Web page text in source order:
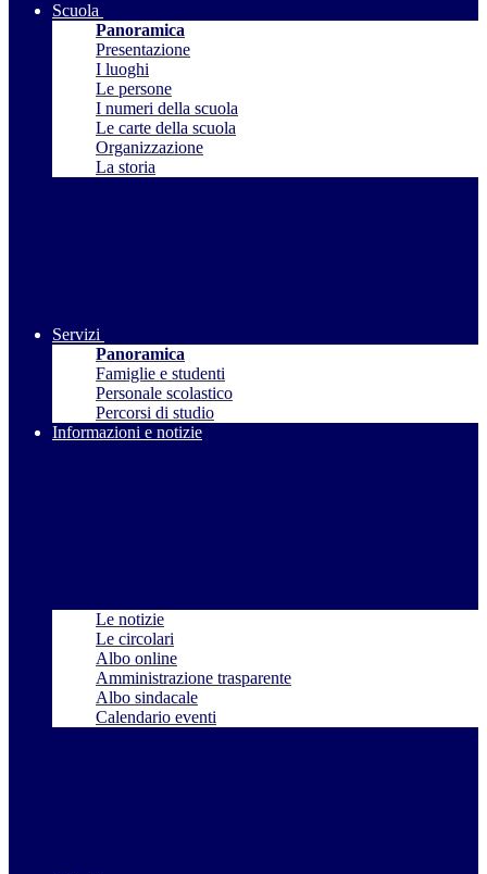
Scuola
Panoramica
Presentazione
I luoghi
Le persone
I numeri della scuola
Le carte della scuola
Organizzazione
La storia
Servizi
Panoramica
Famiglie e studenti
Personale scolastico
Percorsi di studio
Informazioni e notizie
Le notizie
Le circolari
Albo online
Amministrazione trasparente
Albo sindacale
Calendario eventi